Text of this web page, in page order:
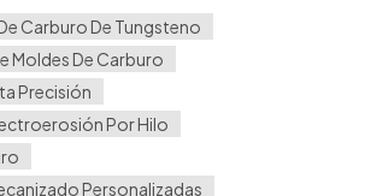
y la vida útil del molde. Equipos
de cables Selección de alambres:
de zinc (precisión equilibrada)
(cortes delgados de
cada 8 a 12 horas para evitar errores
Calibración de tensión: 12–18 N para
Carburo De Tungsteno
Moldes De Carburo
Precisión
Por Hilo
Personalizadas